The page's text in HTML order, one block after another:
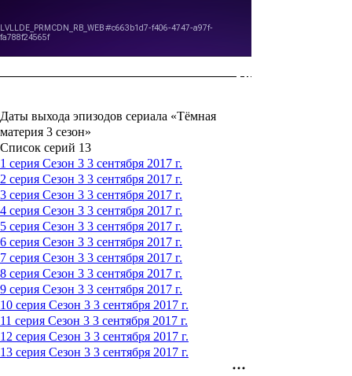
Даты выхода эпизодов сериала «Тёмная
материя 3 сезон»
Список серий 13
1 серия Сезон 3 3 сентября 2017 г.
2 серия Сезон 3 3 сентября 2017 г.
3 серия Сезон 3 3 сентября 2017 г.
4 серия Сезон 3 3 сентября 2017 г.
5 серия Сезон 3 3 сентября 2017 г.
6 серия Сезон 3 3 сентября 2017 г.
7 серия Сезон 3 3 сентября 2017 г.
8 серия Сезон 3 3 сентября 2017 г.
9 серия Сезон 3 3 сентября 2017 г.
10 серия Сезон 3 3 сентября 2017 г.
11 серия Сезон 3 3 сентября 2017 г.
12 серия Сезон 3 3 сентября 2017 г.
13 серия Сезон 3 3 сентября 2017 г.